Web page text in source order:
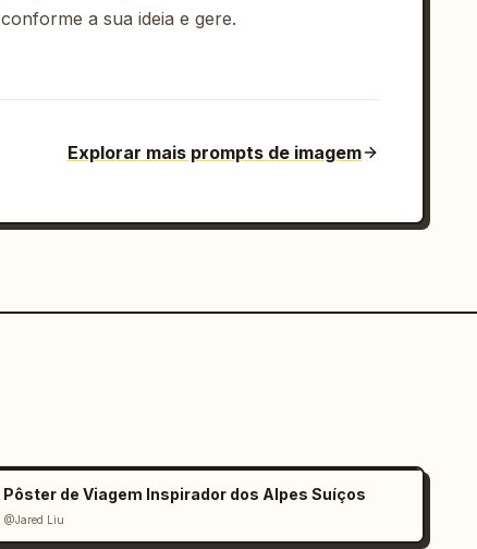
conforme a sua ideia e gere.
Explorar mais prompts de imagem
Pôster de Viagem Inspirador dos Alpes Suíços
@Jared Liu